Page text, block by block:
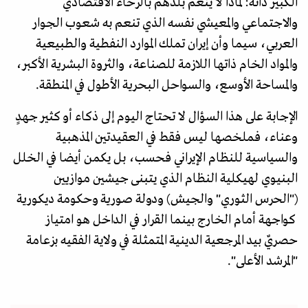
والاجتماعي والمعيشي نفسه الذي تنعم به شعوب الجوار
العربي، سيما وأن إيران تملك الموارد النفطية والطبيعية
والمواد الخام ذاتها اللازمة للصناعة، والثروة البشرية الأكبر،
والمساحة الأوسع، والسواحل البحرية الأطول في المنطقة.
الإجابة على هذا السؤال لا تحتاج اليوم إلى ذكاء أو كثير جهدٍ
وعناء، فملخصها ليس فقط في العقيدتين المذهبية
والسياسية للنظام الإيراني فحسب، بل يكمن أيضا في الخلل
البنيوي لهيكلية النظام الذي يتبنى جيشين موازيين
("الحرس الثوري" والجيش) ودولة صورية وحكومة ديكورية
كواجهة أمام الخارج بينما القرار في الداخل هو امتياز
حصريٌ بيد المرجعية الدينية المتمثلة في ولاية الفقيه بزعامة
"المرشد الأعلى".